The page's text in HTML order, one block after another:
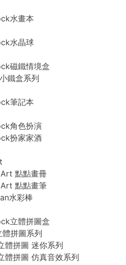
水畫本
水晶球
磁鐵情境盒
鐵盒系列
筆記本
角色扮演
扮家家酒
點點畫冊
點點畫筆
水彩棒
立體拼圖盒
拼圖系列
體拼圖 迷你系列
體拼圖 仿真音效系列